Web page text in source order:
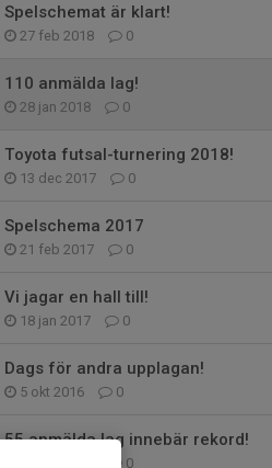
Spelschemat är klart!
27 feb 2018 0
110 anmälda lag!
28 jan 2018 0
Toyota futsal-turnering 2018!
13 dec 2017 0
Spelschema 2017
21 feb 2017 0
Vi jagar en hall till!
18 jan 2017 0
Dags för andra upplagan!
5 okt 2016 0
55 anmälda lag innebär rekord!
0